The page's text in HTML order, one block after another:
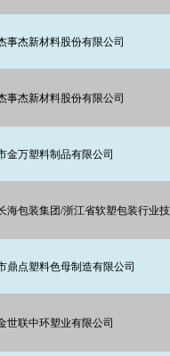
事杰新材料股份有限公司
事杰新材料股份有限公司
金万塑料制品有限公司
海包装集团/浙江省软塑包装行业
鼎点塑料色母制造有限公司
世联中环塑业有限公司